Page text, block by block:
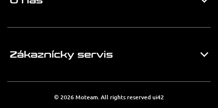
Zákaznícky servis
© 2026 Moteam. All rights reservedui42